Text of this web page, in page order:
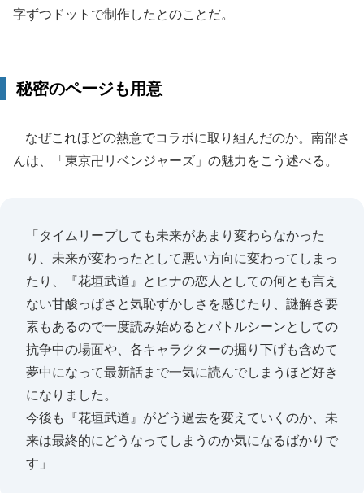
字ずつドットで制作したとのことだ。
秘密のページも用意
なぜこれほどの熱意でコラボに取り組んだのか。南部さ
んは、「東京卍リベンジャーズ」の魅力をこう述べる。
「タイムリープしても未来があまり変わらなかった
り、未来が変わったとして悪い方向に変わってしまっ
たり、『花垣武道』とヒナの恋人としての何とも言え
ない甘酸っぱさと気恥ずかしさを感じたり、謎解き要
素もあるので一度読み始めるとバトルシーンとしての
抗争中の場面や、各キャラクターの掘り下げも含めて
夢中になって最新話まで一気に読んでしまうほど好き
になりました。
今後も『花垣武道』がどう過去を変えていくのか、未
来は最終的にどうなってしまうのか気になるばかりで
す」